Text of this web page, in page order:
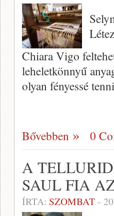
Chiara Vigo
leheletkönnyű
olyan fényessé
Bővebben 0
A
SAUL FIA
ÍRTA: SZOMBAT-